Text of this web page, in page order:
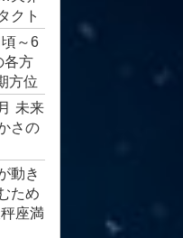
クト
～6
各方
方位
未来
さの
動き
ため
座満